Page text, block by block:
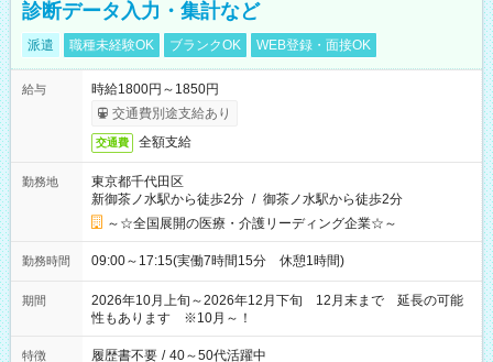
診断データ入力・集計など
派遣 職種未経験OK ブランクOK WEB登録・面接OK
給与
時給1800円～1850円
交通費別途支給あり
交通費 全額支給
勤務地
東京都千代田区
新御茶ノ水駅から徒歩2分 / 御茶ノ水駅から徒歩2分
～☆全国展開の医療・介護リーディング企業☆～
勤務時間 09:00～17:15(実働7時間15分 休憩1時間)
期間
2026年10月上旬～2026年12月下旬 12月末まで 延長の可能
性もあります ※10月～！
特徴 履歴書不要 / 40～50代活躍中